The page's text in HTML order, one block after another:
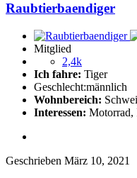
Raubtierbaendiger
Mitglied
2,4k
Ich fahre: Tiger
Geschlecht:männlich
Wohnbereich:
Interessen: Motorrad,
Geschrieben März 10, 2021